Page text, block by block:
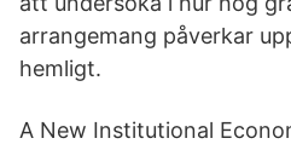
arrangemang påverkar
hemligt.
A New Institutional